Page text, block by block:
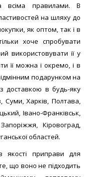
всіма правилами. В
на шляху до
як оптом, так і в
хоче спробувати
використовувати її у
її можна і окремо, і в
подарунком на
доставкою в будь-яку
Суми, Харків, Полтава,
Івано-Франківськ,
Кіровоград,
областей.
якості приправи для
що воно не підходить